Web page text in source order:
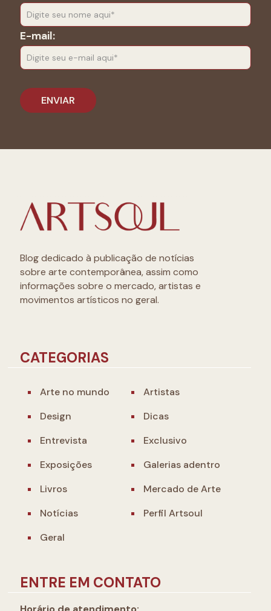
E-mail:
Blog dedicado à publicação de notícias
sobre arte contemporânea, assim como
informações sobre o mercado, artistas e
movimentos artísticos no geral.
CATEGORIAS
Arte no mundo
Artistas
Design
Dicas
Entrevista
Exclusivo
Exposições
Galerias adentro
Livros
Mercado de Arte
Notícias
Perfil Artsoul
Geral
ENTRE EM CONTATO